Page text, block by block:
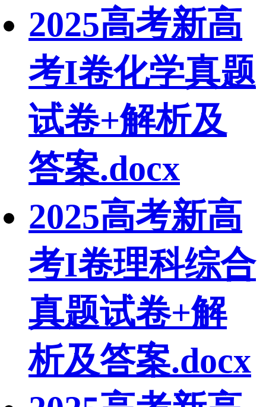
2025高考新高
考I卷化学真题
试卷+解析及
答案.docx
2025高考新高
考I卷理科综合
真题试卷+解
析及答案.docx